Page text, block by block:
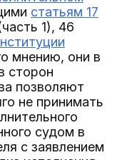
статьям 17
1), 46
мнению, они в
сторон
позволяют
не принимать
судом в
с заявлением